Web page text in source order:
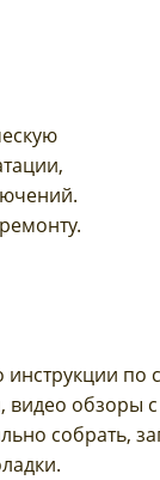
по
видео обзоры с
собрать,